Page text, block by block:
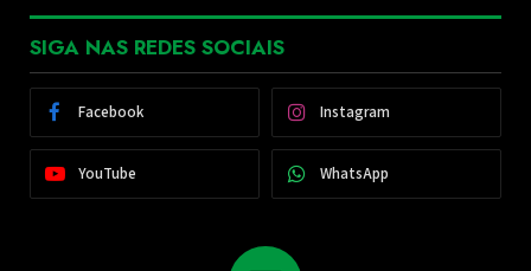
SIGA NAS REDES SOCIAIS
Facebook Instagram
YouTube WhatsApp